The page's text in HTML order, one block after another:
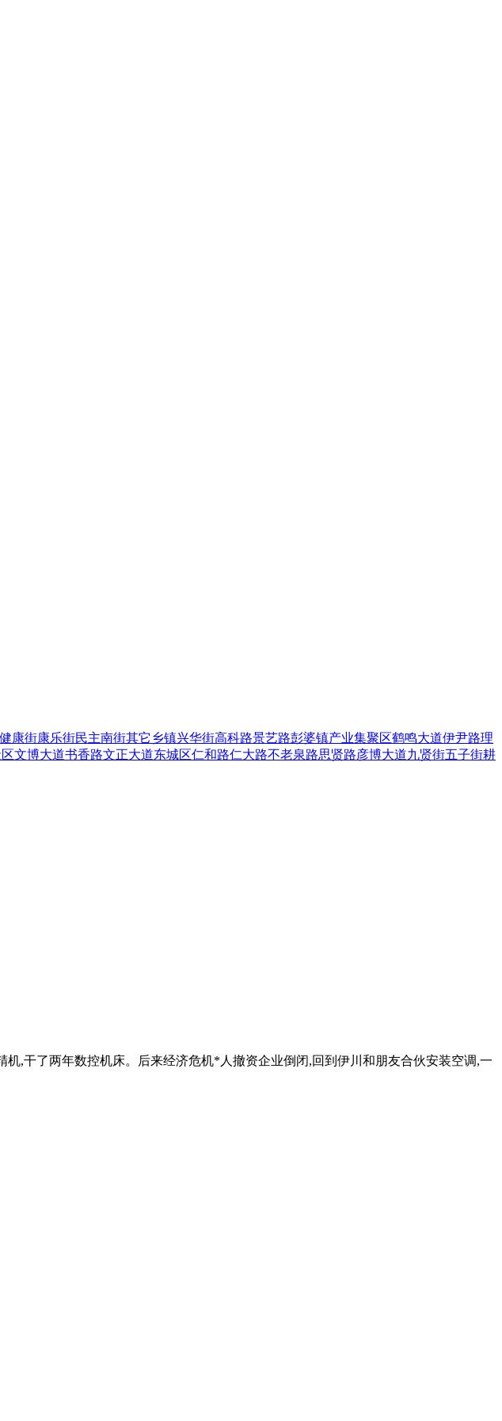
健康街康乐街民主南街其它乡镇兴华街高科路景艺路彭婆镇产业集聚区鹤鸣大道伊尹路理
文博大道书香路文正大道东城区仁和路仁大路不老泉路思贤路彦博大道九贤街五子街耕
,干了两年数控机床。后来经济危机*人撤资企业倒闭,回到伊川和朋友合伙安装空调,一